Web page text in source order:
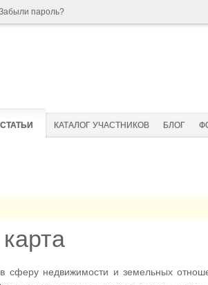
пароль?
СТАТЬИ КАТАЛОГ УЧАСТНИКОВ БЛОГ
сферу недвижимости и земельных